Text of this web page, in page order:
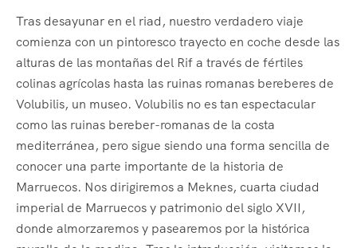
Tras desayunar en el riad, nuestro verdadero viaje
comienza con un pintoresco trayecto en coche desde las
alturas de las montañas del Rif a través de fértiles
colinas agrícolas hasta las ruinas romanas bereberes de
Volubilis, un museo. Volubilis no es tan espectacular
como las ruinas bereber-romanas de la costa
mediterránea, pero sigue siendo una forma sencilla de
conocer una parte importante de la historia de
Marruecos. Nos dirigiremos a Meknes, cuarta ciudad
imperial de Marruecos y patrimonio del siglo XVII,
donde almorzaremos y pasearemos por la histórica